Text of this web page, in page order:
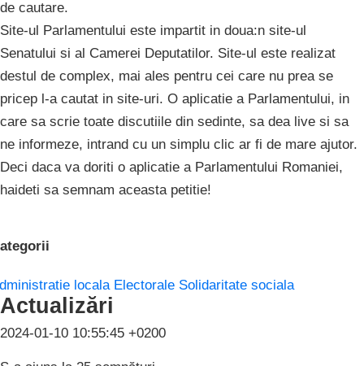
de cautare.
Site-ul Parlamentului este impartit in doua:n site-ul
Senatului si al Camerei Deputatilor. Site-ul este realizat
destul de complex, mai ales pentru cei care nu prea se
pricep l-a cautat in site-uri. O aplicatie a Parlamentului, in
care sa scrie toate discutiile din sedinte, sa dea live si sa
ne informeze, intrand cu un simplu clic ar fi de mare ajutor.
Deci daca va doriti o aplicatie a Parlamentului Romaniei,
haideti sa semnam aceasta petitie!
locala Electorale Solidaritate sociala
Actualizări
2024-01-10 10:55:45 +0200